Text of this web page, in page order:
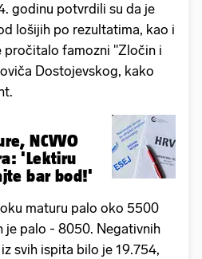
godinu potvrdili su da je
lošijih po rezultatima, kao i
pročitalo famozni "Zločin i
Dostojevskog, kako
NCVVO
'Lektiru
bar bod!'
maturu palo oko 5500
je palo - 8050. Negativnih
svih ispita bilo je 19.754,